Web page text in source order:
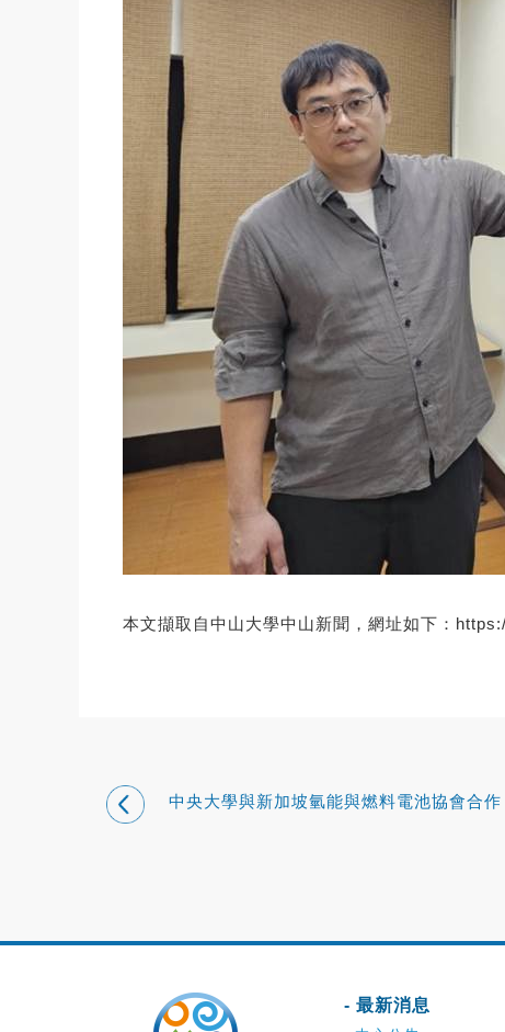
本文擷取自中山大學中山新聞，網址如下：
中央大學與新加坡氫能與燃料電池協會合
- 最新消息